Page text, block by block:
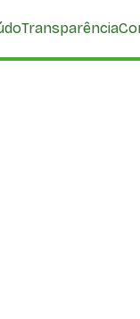
Transparência